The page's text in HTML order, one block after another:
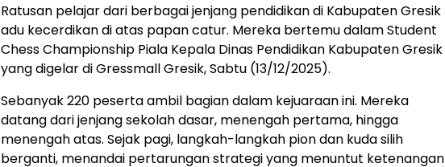
Ratusan pelajar dari berbagai jenjang pendidikan di Kabupaten Gresik
adu kecerdikan di atas papan catur. Mereka bertemu dalam Student
Chess Championship Piala Kepala Dinas Pendidikan Kabupaten Gresik
yang digelar di Gressmall Gresik, Sabtu (13/12/2025).
Sebanyak 220 peserta ambil bagian dalam kejuaraan ini. Mereka
datang dari jenjang sekolah dasar, menengah pertama, hingga
menengah atas. Sejak pagi, langkah-langkah pion dan kuda silih
berganti, menandai pertarungan strategi yang menuntut ketenangan